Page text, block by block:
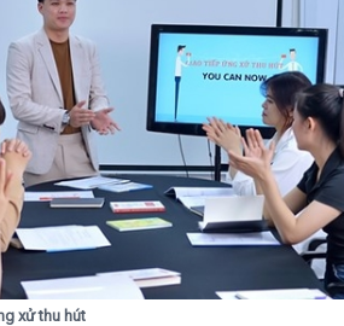
xử thu hút